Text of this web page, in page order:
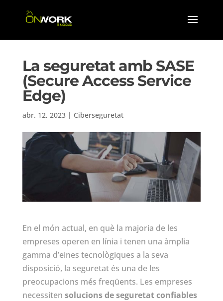
La seguretat amb SASE
(Secure Access Service
Edge)
abr. 12, 2023| Ciberseguretat
En el món actual, en què la majoria de les
empreses operen en línia i tenen una àmplia
gamma d’eines tecnològiques a la seva
disposició, la seguretat és una de les
preocupacions més freqüents. Les empreses
necessiten solucions de seguretat confiables